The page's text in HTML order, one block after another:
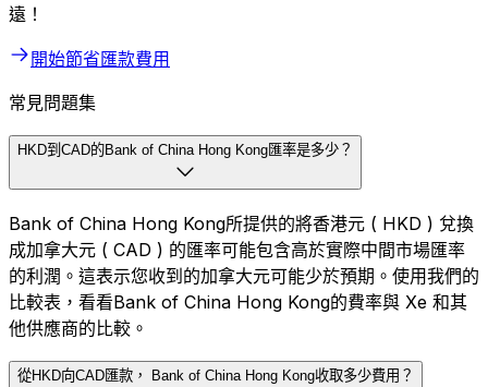
遠！
開始節省匯款費用
常見問題集
HKD到CAD的Bank of China Hong Kong匯率是多少？
Bank of China Hong Kong所提供的將香港元 ( HKD ) 兌換
成加拿大元 ( CAD ) 的匯率可能包含高於實際中間市場匯率
的利潤。這表示您收到的加拿大元可能少於預期。使用我們的
比較表，看看Bank of China Hong Kong的費率與 Xe 和其
他供應商的比較。
從HKD向CAD匯款， Bank of China Hong Kong收取多少費用？